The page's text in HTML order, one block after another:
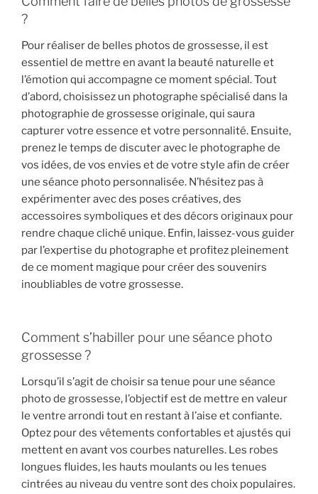
?
Pour réaliser de belles photos de grossesse, il est
essentiel de mettre en avant la beauté naturelle et
l’émotion qui accompagne ce moment spécial. Tout
d’abord, choisissez un photographe spécialisé dans la
photographie de grossesse originale, qui saura
capturer votre essence et votre personnalité. Ensuite,
prenez le temps de discuter avec le photographe de
vos idées, de vos envies et de votre style afin de créer
une séance photo personnalisée. N’hésitez pas à
expérimenter avec des poses créatives, des
accessoires symboliques et des décors originaux pour
rendre chaque cliché unique. Enfin, laissez-vous guider
par l’expertise du photographe et profitez pleinement
de ce moment magique pour créer des souvenirs
inoubliables de votre grossesse.
Comment s’habiller pour une séance photo
grossesse ?
Lorsqu’il s’agit de choisir sa tenue pour une séance
photo de grossesse, l’objectif est de mettre en valeur
le ventre arrondi tout en restant à l’aise et confiante.
Optez pour des vêtements confortables et ajustés qui
mettent en avant vos courbes naturelles. Les robes
longues fluides, les hauts moulants ou les tenues
cintrées au niveau du ventre sont des choix populaires.